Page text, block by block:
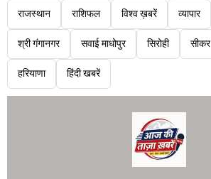
राजस्थान राशिफल विश्व ख़बरें व्यापार
श्री गंगानगर सवाई माधोपुर सिरोही सीकर
हरियाणा हिंदी खबरें